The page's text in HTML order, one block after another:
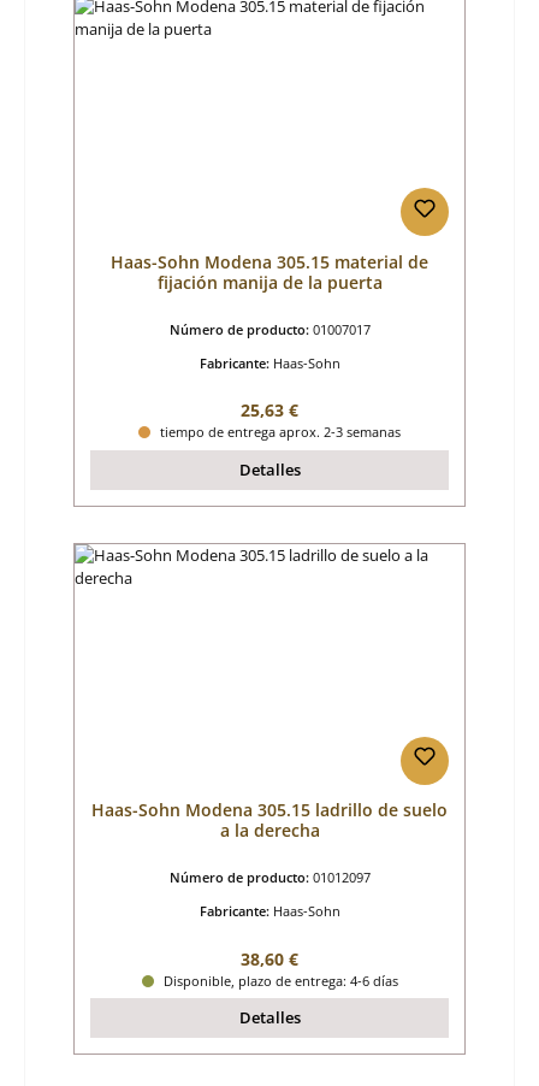
Haas-Sohn Modena 305.15 material de
fijación manija de la puerta
Número de producto: 01007017
Fabricante: Haas-Sohn
Precio normal:
25,63 €
tiempo de entrega aprox. 2-3 semanas
Detalles
Haas-Sohn Modena 305.15 ladrillo de suelo
a la derecha
Número de producto: 01012097
Fabricante: Haas-Sohn
Precio normal:
38,60 €
Disponible, plazo de entrega: 4-6 días
Detalles